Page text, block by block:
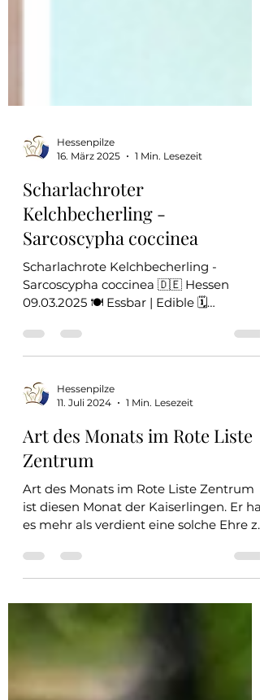
Hessenpilze
16. März 2025
Scharlachroter
Kelchbecherling -
Sarcoscypha coccinea
Scharlachrote Kelchbecherling -
Sarcoscypha coccinea 🇩🇪 Hessen
Hessenpilze
11. Juli 2024
1 Min. Lesezeit
Art des Monats im Rote Liste
Zentrum
Art des Monats im Rote Liste Zentrum
ist diesen Monat der Kaiserlingen. Er hat